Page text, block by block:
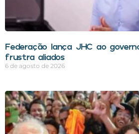
Federação lança JHC ao
frustra aliados
6 de agosto de 2026